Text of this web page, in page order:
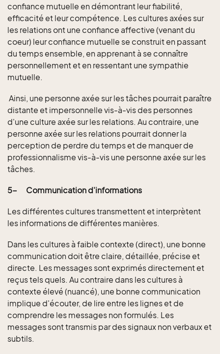
confiance mutuelle en démontrant leur fiabilité,
efficacité et leur compétence. Les cultures axées sur
les relations ont une confiance affective (venant du
coeur) leur confiance mutuelle se construit en passant
du temps ensemble, en apprenant à se connaître
personnellement et en ressentant une sympathie
mutuelle.
Ainsi, une personne axée sur les tâches pourrait paraître
distante et impersonnelle vis-à-vis des personnes
d'une culture axée sur les relations. Au contraire, une
personne axée sur les relations pourrait donner la
perception de perdre du temps et de manquer de
professionnalisme vis-à-vis une personne axée sur les
tâches.
5- Communication d'informations
Les différentes cultures transmettent et interprètent
les informations de différentes manières.
Dans les cultures à faible contexte (direct), une bonne
communication doit être claire, détaillée, précise et
directe. Les messages sont exprimés directement et
reçus tels quels. Au contraire dans les cultures à
contexte élevé (nuancé), une bonne communication
implique d'écouter, de lire entre les lignes et de
comprendre les messages non formulés. Les
messages sont transmis par des signaux non verbaux et
subtils.